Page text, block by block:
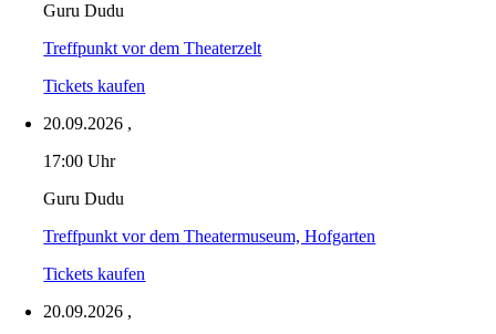
Guru Dudu
Treffpunkt vor dem Theaterzelt
Tickets kaufen
20.09.2026 ,
17:00 Uhr
Guru Dudu
Treffpunkt vor dem Theatermuseum, Hofgarten
Tickets kaufen
20.09.2026 ,